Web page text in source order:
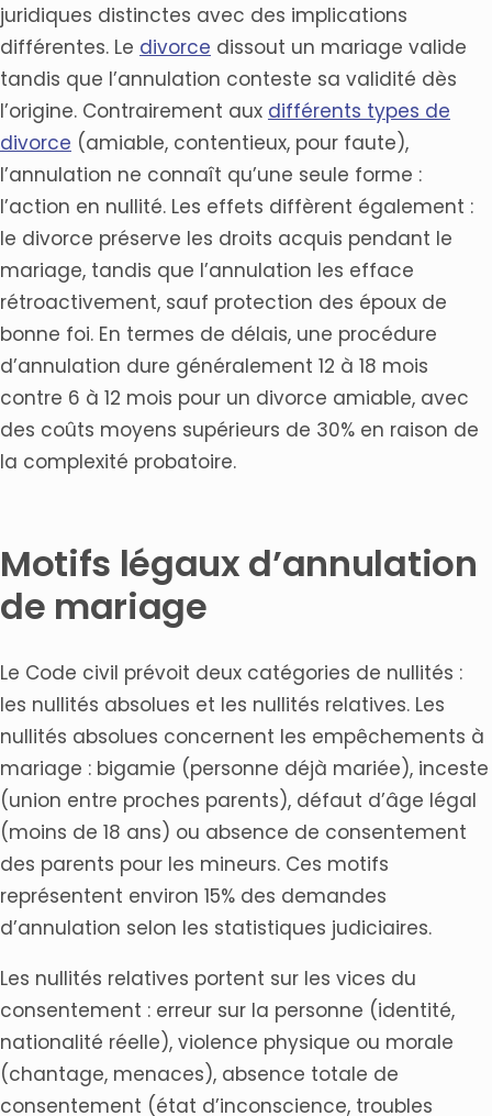
juridiques distinctes avec des implications
différentes. Le divorce dissout un mariage valide
tandis que l’annulation conteste sa validité dès
l’origine. Contrairement aux différents types de
divorce (amiable, contentieux, pour faute),
l’annulation ne connaît qu’une seule forme :
l’action en nullité. Les effets diffèrent également :
le divorce préserve les droits acquis pendant le
mariage, tandis que l’annulation les efface
rétroactivement, sauf protection des époux de
bonne foi. En termes de délais, une procédure
d’annulation dure généralement 12 à 18 mois
contre 6 à 12 mois pour un divorce amiable, avec
des coûts moyens supérieurs de 30% en raison de
la complexité probatoire.
Motifs légaux d’annulation
de mariage
Le Code civil prévoit deux catégories de nullités :
les nullités absolues et les nullités relatives. Les
nullités absolues concernent les empêchements à
mariage : bigamie (personne déjà mariée), inceste
(union entre proches parents), défaut d’âge légal
(moins de 18 ans) ou absence de consentement
des parents pour les mineurs. Ces motifs
représentent environ 15% des demandes
d’annulation selon les statistiques judiciaires.
Les nullités relatives portent sur les vices du
consentement : erreur sur la personne (identité,
nationalité réelle), violence physique ou morale
(chantage, menaces), absence totale de
consentement (état d’inconscience, troubles